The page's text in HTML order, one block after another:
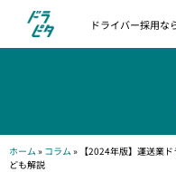
ドライバー採用な
ホーム » コラム » 【2024年版】運送業
ども解説